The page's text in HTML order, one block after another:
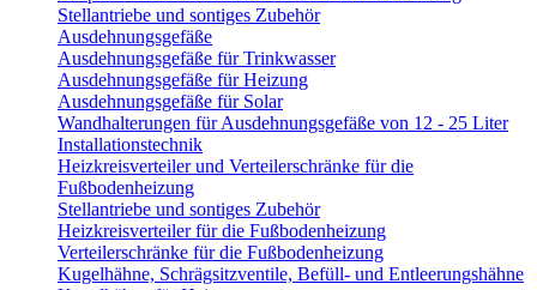
Stellantriebe und sontiges Zubehör
Ausdehnungsgefäße
Ausdehnungsgefäße für Trinkwasser
Ausdehnungsgefäße für Heizung
Ausdehnungsgefäße für Solar
Wandhalterungen für Ausdehnungsgefäße von 12 - 25 Liter
Installationstechnik
Heizkreisverteiler und Verteilerschränke für die
Fußbodenheizung
Stellantriebe und sontiges Zubehör
Heizkreisverteiler für die Fußbodenheizung
Verteilerschränke für die Fußbodenheizung
Kugelhähne, Schrägsitzventile, Befüll- und Entleerungshähne